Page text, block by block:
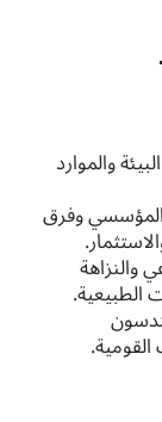
والموارد
المؤسسي وفرق
والنزاهة
الطبيعية.
القومية.